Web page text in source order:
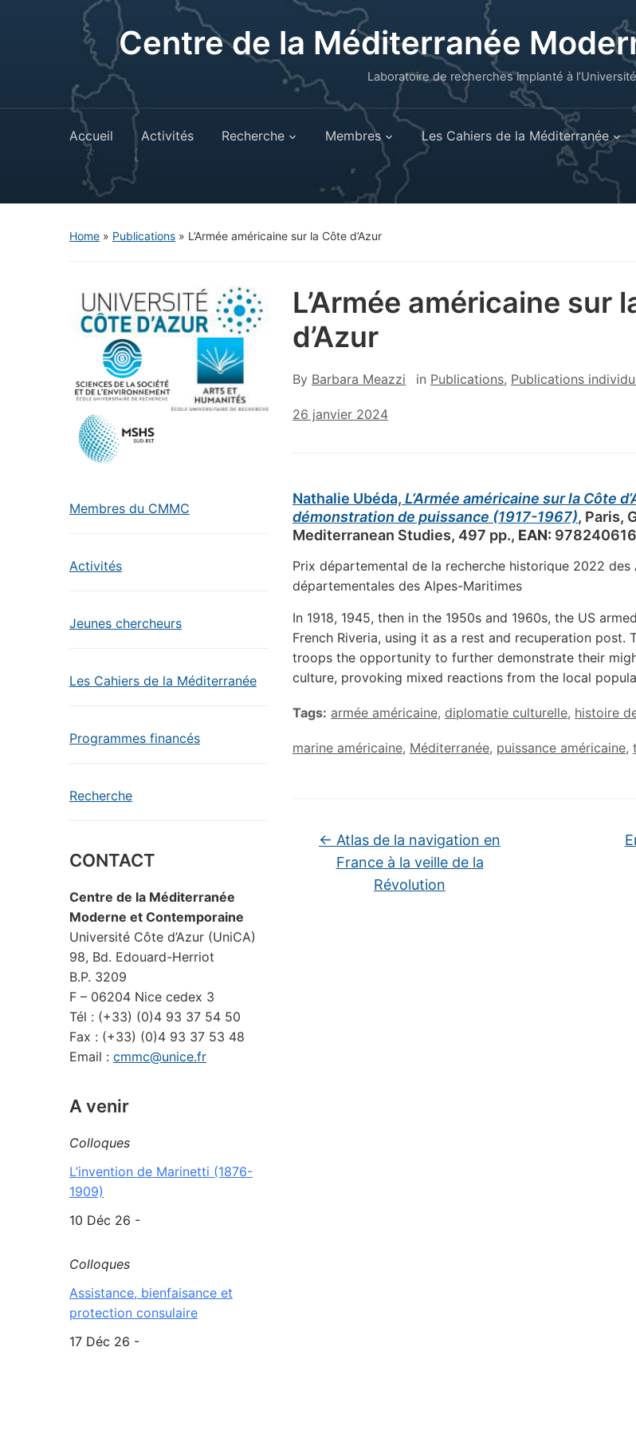
Centre de la Méditerranée
Laboratoire de recherches implanté à
Accueil Activités Recherche Membres Les Cahiers de la Méditerranée
Home » Publications » L’Armée américaine sur la Côte d’Azur
Membres du CMMC
Activités
Jeunes chercheurs
Les Cahiers de la Méditerranée
Programmes financés
Recherche
CONTACT
Centre de la Méditerranée
Moderne et Contemporaine
Université Côte d’Azur (UniCA)
98, Bd. Edouard-Herriot
B.P. 3209
F – 06204 Nice cedex 3
Tél : (+33) (0)4 93 37 54 50
Fax : (+33) (0)4 93 37 53 48
Email : cmmc@unice.fr
A venir
Colloques
L’invention de Marinetti (1876-
1909)
10 Déc 26 -
Colloques
Assistance, bienfaisance et
protection consulaire
17 Déc 26 -
L’Armée américaine sur
d’Azur
By Barbara Meazzi in Publications, Publications
26 janvier 2024
Nathalie Ubéda, L’Armée américaine sur la Côte
démonstration de puissance (1917-1967), Paris,
Mediterranean Studies, 497 pp., EAN:
Prix départemental de la recherche historique 2022 des
départementales des Alpes-Maritimes
In 1918, 1945, then in the 1950s and 1960s, the US
French Riveria, using it as a rest and recuperation post.
troops the opportunity to further demonstrate their
culture, provoking mixed reactions from the local
Tags: armée américaine, diplomatie culturelle, histoire
marine américaine, Méditerranée, puissance américaine,
← Atlas de la navigation en
France à la veille de la
Révolution